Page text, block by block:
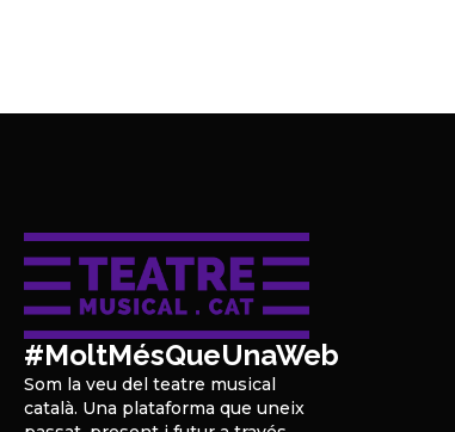
#MoltMésQueUnaWeb
Som la veu del teatre musical
català. Una plataforma que uneix